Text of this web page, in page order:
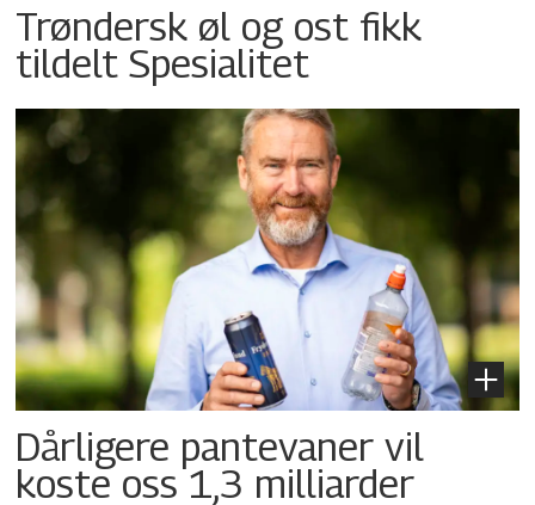
Trøndersk øl og ost fikk
tildelt Spesialitet
Dårligere pantevaner vil
koste oss 1,3 milliarder